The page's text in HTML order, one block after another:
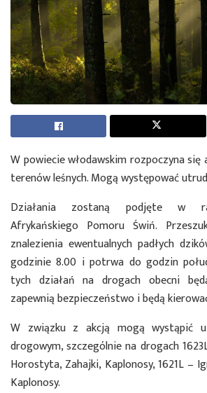
W powiecie włodawskim rozpoczyna się
terenów leśnych. Mogą występować
Działania zostaną podjęte w
Afrykańskiego Pomoru Świń.
znalezienia ewentualnych padłych
godzinie 8.00 i potrwa do godzin
tych działań na drogach obecni
zapewnią bezpieczeństwo i będą
W związku z akcją mogą wystąpić
drogowym, szczególnie na drogach
Horostyta, Zahajki, Kaplonosy, 1621L –
Kaplonosy.